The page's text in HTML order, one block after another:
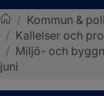
Sotenäs kommun
/ Kommun &
/ Kallelser och
/ Miljö- och
juni